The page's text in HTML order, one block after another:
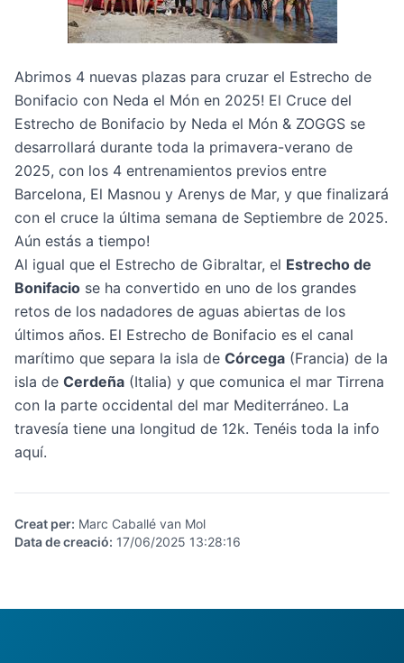
Abrimos 4 nuevas plazas para cruzar el Estrecho de
Bonifacio con Neda el Món en 2025! El Cruce del
Estrecho de Bonifacio by Neda el Món & ZOGGS se
desarrollará durante toda la primavera-verano de
2025, con los 4 entrenamientos previos entre
Barcelona, El Masnou y Arenys de Mar, y que finalizará
con el cruce la última semana de Septiembre de 2025.
Aún estás a tiempo!
Al igual que el Estrecho de Gibraltar, el Estrecho de
Bonifacio se ha convertido en uno de los grandes
retos de los nadadores de aguas abiertas de los
últimos años. El Estrecho de Bonifacio es el canal
marítimo que separa la isla de Córcega (Francia) de la
isla de Cerdeña (Italia) y que comunica el mar Tirrena
con la parte occidental del mar Mediterráneo. La
travesía tiene una longitud de 12k. Tenéis toda la info
aquí.
Creat per: Marc Caballé van Mol
Data de creació: 17/06/2025 13:28:16